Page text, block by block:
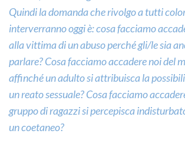
Quindi la domanda che rivolgo a tutti
interverranno oggi è: cosa facciamo
alla vittima di un abuso perché gli/le sia
parlare? Cosa facciamo accadere noi del
affinché un adulto si attribuisca la
un reato sessuale? Cosa facciamo
gruppo di ragazzi si percepisca
un coetaneo?